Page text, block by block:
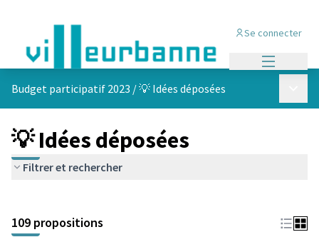
Se connecter
Budget participatif 2023 /💡 Idées déposées
💡 Idées déposées
Filtrer et rechercher
+
−
109 propositions